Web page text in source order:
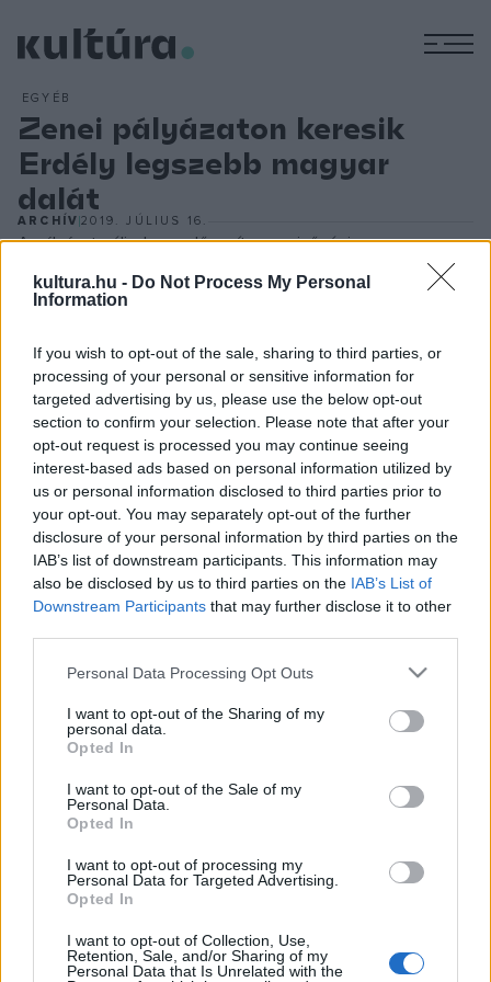
kultura.hu - Do Not Process My Personal
Information
If you wish to opt-out of the sale, sharing to third parties, or
processing of your personal or sensitive information for
targeted advertising by us, please use the below opt-out
section to confirm your selection. Please note that after your
opt-out request is processed you may continue seeing
interest-based ads based on personal information utilized by
us or personal information disclosed to third parties prior to
your opt-out. You may separately opt-out of the further
disclosure of your personal information by third parties on the
IAB’s list of downstream participants. This information may
also be disclosed by us to third parties on the IAB’s List of
Downstream Participants that may further disclose it to other
Please note that this website/app uses one or more Google
not limited to your visit or usage behaviour. You may click to
grant or deny consent to Google and its third-party tags to
use your data for below specified purposes in below Google
consent section.
Personal Data Processing Opt Outs
I want to opt-out of the Sharing of my
personal data.
Opted In
I want to opt-out of the Sale of my
Personal Data.
Opted In
I want to opt-out of processing my
Personal Data for Targeted Advertising.
Opted In
I want to opt-out of Collection, Use,
Retention, Sale, and/or Sharing of my
Personal Data that Is Unrelated with the
EGYÉB
Zenei pályázaton keresik
Erdély legszebb magyar
dalát
ARCHÍV2019. JÚLIUS 16.
A pályázat célja, hogy elősegítse a minőségi, magyar
nyelven írott dalok születését és olyan tehetségeknek
nyújtson bemutatkozási lehetőséget, akik másképp
A pályázatra ebben az évben is jelentkezhet bármelyik
erdélyi zenekar, ha magyar nyelvű, saját dalt ír és ad elő.
Ahogy az elmúlt években már hagyománnyá vált, a
pályázaton idén is két kategóriában, 25 év alatti és 25 év
fölötti kategóriában zsűrizik a dalokat.
A felhívásra bármilyen zenei stílusban lehet nevezni. Az V.
Legszebb Erdélyi Magyar Dal pályázati határideje
szeptember 30., a döntő és gálaest november 9-én lesz
Kolozsváron.
A pályázatról további részletek és a jelentkezési lap
elérhetők az EMKISZ honlapján, a